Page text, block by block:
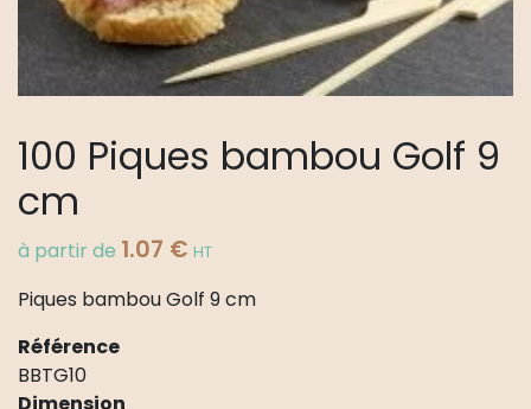
100 Piques bambou Golf 9
cm
à partir de 1.07 € HT
Piques bambou Golf 9 cm
Référence
BBTG10
Dimension